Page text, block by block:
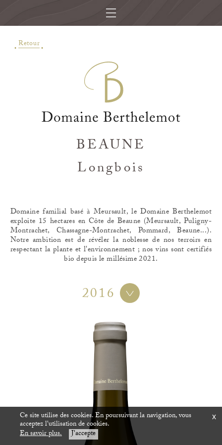
Retour
BEAUNE
Longbois
Domaine familial basé à Meursault, le Domaine Berthelemot
exploite 15 hectares en Côte de Beaune (Meursault, Puligny-
Montrachet, Chassagne-Montrachet, Pommard, Beaune...).
Notre ambition est de révéler la noblesse de nos terroirs en
respectant la plante et l'environnement ; nos vins sont certifiés
bio depuis le millésime 2021.
2016
Ce site utilise des cookies. En poursuivant la navigation, vous
acceptez l'utilisation de cookies.
En savoir plus. J'accepte
x